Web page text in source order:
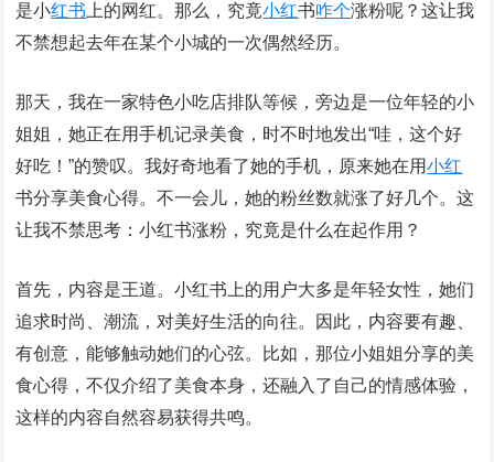
是小红书 上的网红。那么，究竟小红书咋个涨粉呢？这让我
不禁想起去年在某个小城的一次偶然经历。
那天，我在一家特色小吃店排队等候，旁边是一位年轻的小
姐姐，她正在用手机记录美食，时不时地发出“哇，这个好
好吃！”的赞叹。我好奇地看了她的手机，原来她在用小红
书分享美食心得。不一会儿，她的粉丝数就涨了好几个。这
让我不禁思考：小红书涨粉，究竟是什么在起作用？
首先，内容是王道。小红书上的用户大多是年轻女性，她们
追求时尚、潮流，对美好生活的向往。因此，内容要有趣、
有创意，能够触动她们的心弦。比如，那位小姐姐分享的美
食心得，不仅介绍了美食本身，还融入了自己的情感体验，
这样的内容自然容易获得共鸣。